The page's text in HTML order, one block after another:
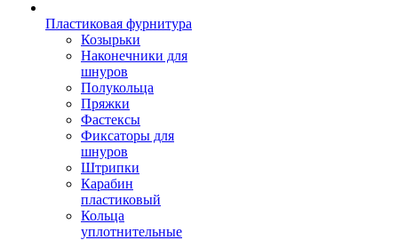
Пластиковая фурнитура
Козырьки
Наконечники для
шнуров
Полукольца
Пряжки
Фастексы
Фиксаторы для
шнуров
Штрипки
Карабин
пластиковый
Кольца
уплотнительные